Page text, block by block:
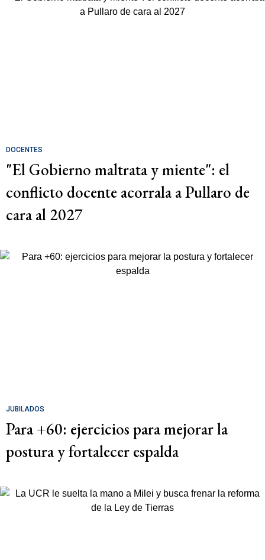
DOCENTES
"El Gobierno maltrata y miente": el
conflicto docente acorrala a Pullaro de
cara al 2027
JUBILADOS
Para +60: ejercicios para mejorar la
postura y fortalecer espalda